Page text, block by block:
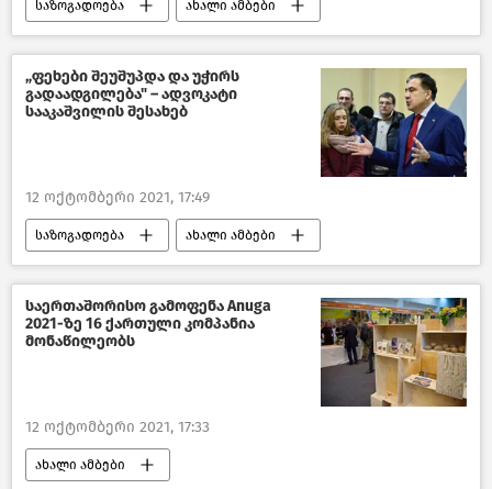
საზოგადოება ახალი ამბები
ბათუმი
„ფეხები შეუშუპდა და უჭირს
გადაადგილება" – ადვოკატი
სააკაშვილის შესახებ
12 ოქტომბერი 2021, 17:49
საზოგადოება ახალი ამბები
მიხეილ სააკაშვილი
საერთაშორისო გამოფენა Anuga
2021-ზე 16 ქართული კომპანია
მონაწილეობს
12 ოქტომბერი 2021, 17:33
ახალი ამბები